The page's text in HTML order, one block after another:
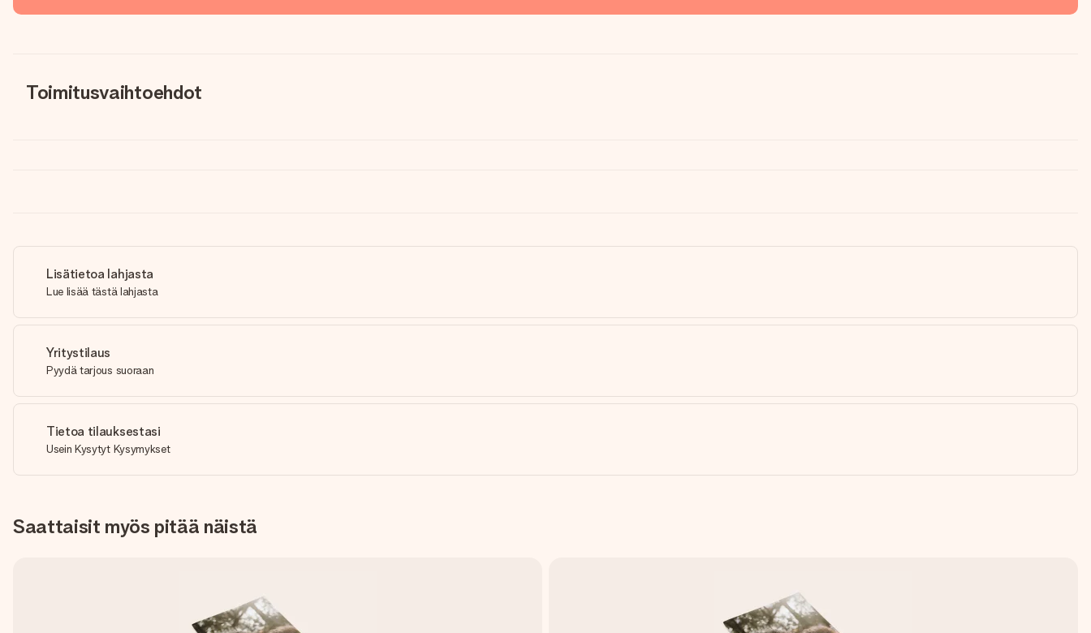
Toimitusvaihtoehdot
Lisätietoa lahjasta
Lue lisää tästä lahjasta
Yritystilaus
Pyydä tarjous suoraan
Tietoa tilauksestasi
Usein Kysytyt Kysymykset
Saattaisit myös pitää näistä